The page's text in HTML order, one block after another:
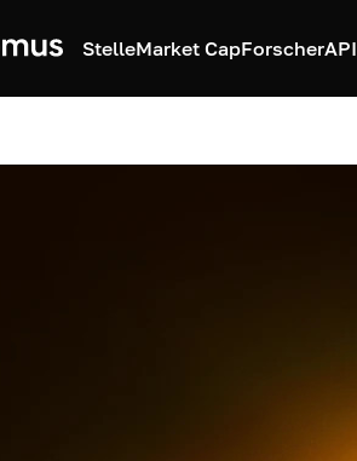
StelleMarket CapForscherAPI